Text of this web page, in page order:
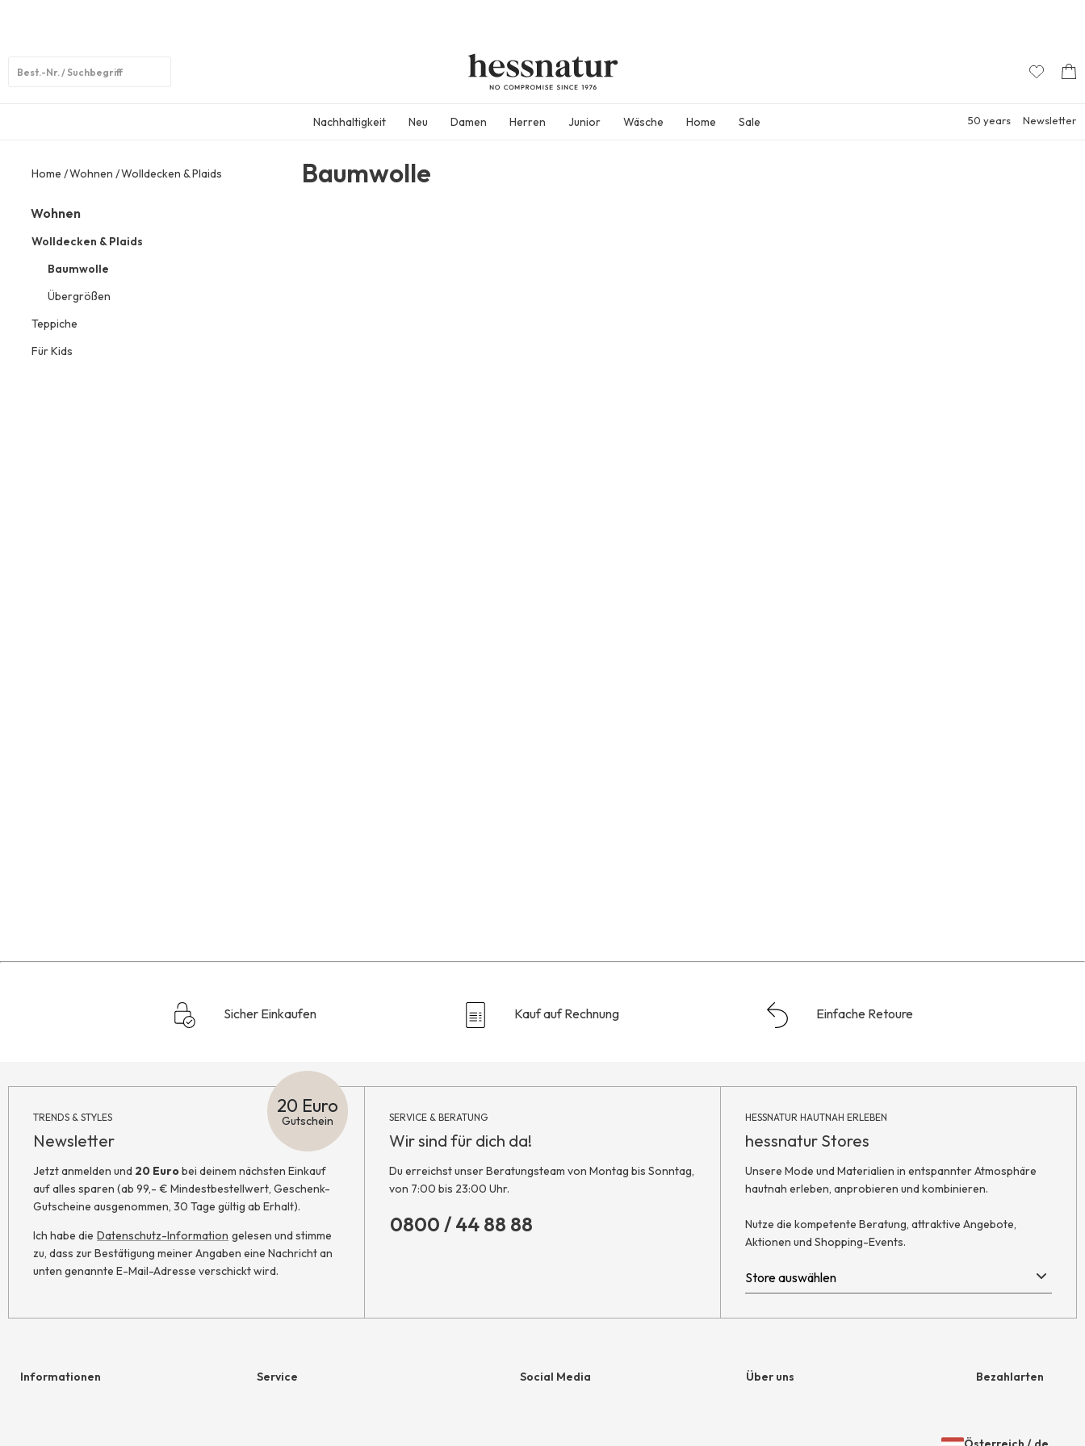
Nachhaltigkeit Neu Damen Herren Junior Wäsche Home Sale 50 years Newsletter
Home Wohnen Wolldecken & Plaids
Wohnen
Wolldecken & Plaids
Baumwolle
Übergrößen
Teppiche
Für Kids
Baumwolle
Sicher Einkaufen Kauf auf Rechnung Einfache Retoure
TRENDS & STYLES
Newsletter
20 Euro
Gutschein
Jetzt anmelden und 20 Eurobei deinem nächsten Einkauf
auf alles sparen (ab 99,- € Mindestbestellwert, Geschenk-
Gutscheine ausgenommen, 30 Tage gültig ab Erhalt).
Ich habe die Datenschutz-Information gelesen und stimme
zu, dass zur Bestätigung meiner Angaben eine Nachricht an
unten genannte E-Mail-Adresse verschickt wird.
SERVICE & BERATUNG
Wir sind für dich da!
Du erreichst unser Beratungsteam von Montag bis Sonntag,
von 7:00 bis 23:00 Uhr.
0800 / 44 88 88
HESSNATUR HAUTNAH ERLEBEN
hessnatur Stores
Unsere Mode und Materialien in entspannter Atmosphäre
hautnah erleben, anprobieren und kombinieren.
Nutze die kompetente Beratung, attraktive Angebote,
Aktionen und Shopping-Events.
Informationen Service Social Media Über uns Bezahlarten